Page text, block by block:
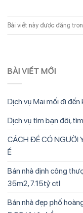
Bài viết này được đăng
BÀI VIẾT MỚI
Dịch vụ Mai mối đi
Dịch vụ tìm bạn đời,
CÁCH ĐỂ CÓ NGƯỜI
Ế
Bán nhà định công
35m2, 7.15tỷ ctl
Bán nhà đẹp phố